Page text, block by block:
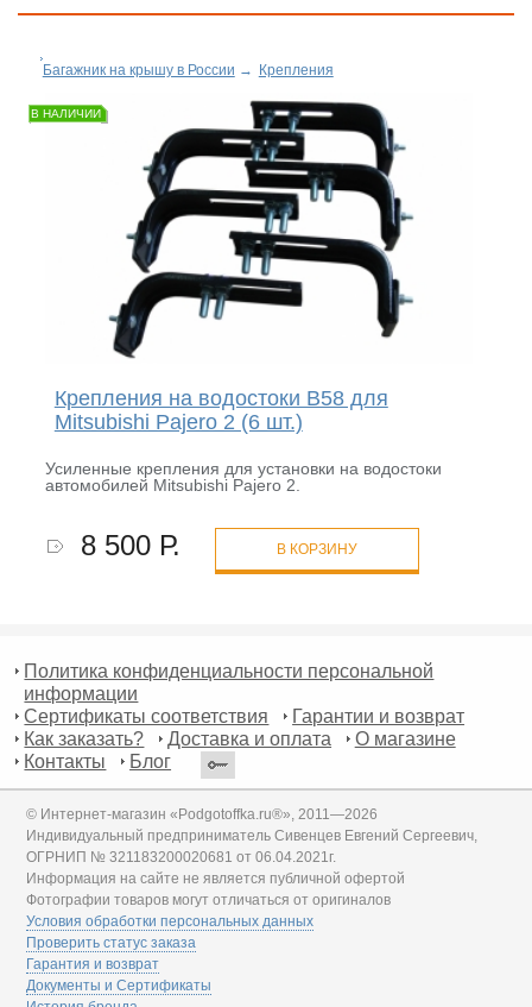
Багажник на крышу в России → Крепления
В НАЛИЧИИ
Крепления на водостоки B58 для
Mitsubishi Pajero 2 (6 шт.)
Усиленные крепления для установки на водостоки
автомобилей Mitsubishi Pajero 2.
8 500 Р. В КОРЗИНУ
Политика конфиденциальности персональной
информации
Сертификаты соответствия
Гарантии и возврат
Как заказать?
Доставка и оплата
О магазине
Контакты
Блог
© Интернет-магазин «Podgotoffka.ru®», 2011—2026
Индивидуальный предприниматель Сивенцев Евгений Сергеевич,
ОГРНИП № 321183200020681 от 06.04.2021г.
Информация на сайте не является публичной офертой
Фотографии товаров могут отличаться от оригиналов
Условия обработки персональных данных
Проверить статус заказа
Гарантия и возврат
Документы и Сертификаты